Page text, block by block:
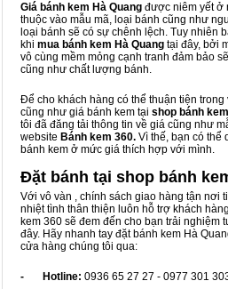
Giá bánh kem Hà Quang được niêm yết ở
thuộc vào mẫu mã, loại bánh cũng như
loại bánh sẽ có sự chênh lệch. Tuy nhiên
khi mua bánh kem Hà Quang tại đây, bởi
vô cùng mềm mỏng cạnh tranh đảm bảo
cũng như chất lượng bánh.
Để cho khách hàng có thể thuận tiện trong
cũng như giá bánh kem tại shop bánh
tôi đã đăng tải thông tin về giá cũng như
website Bánh kem 360. Vì thế, bạn có thể
bánh kem ở mức giá thích hợp với mình.
Đặt bánh tại shop bánh
Với vô vàn , chính sách giao hàng tận nơi
nhiệt tình thân thiện luôn hỗ trợ khách
kem 360 sẽ đem đến cho bạn trải nghiệm
đây. Hãy nhanh tay đặt bánh kem Hà
cửa hàng chúng tôi qua:
- Hotline: 0936 65 27 27 - 0977 301